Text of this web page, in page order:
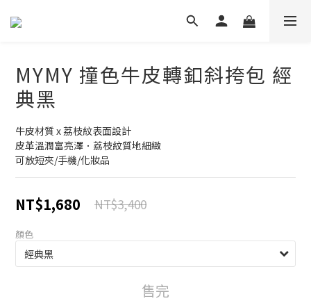
MYMY 撞色牛皮轉釦斜挎包 經
典黑
牛皮材質 x 荔枝紋表面設計
皮革溫潤富亮澤．荔枝紋質地細緻
可放短夾/手機/化妝品
NT$1,680 NT$3,400
顏色
售完